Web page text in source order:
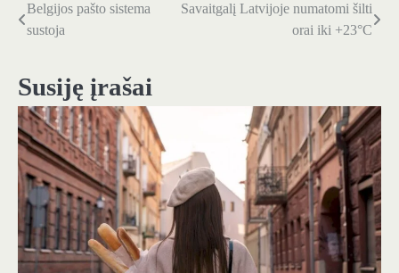
Navigacija
įrašų
Belgijos pašto sistema
sustoja
Savaitgalį Latvijoje numatomi šilti
orai iki +23°C
Susiję įrašai